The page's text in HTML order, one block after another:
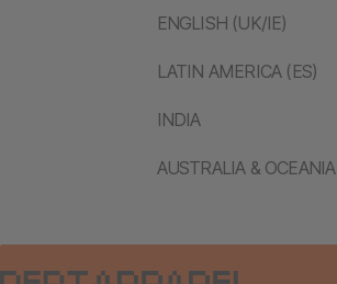
ENGLISH (UK/IE)
LATIN AMERICA (ES)
INDIA
AUSTRALIA & OCEANIA